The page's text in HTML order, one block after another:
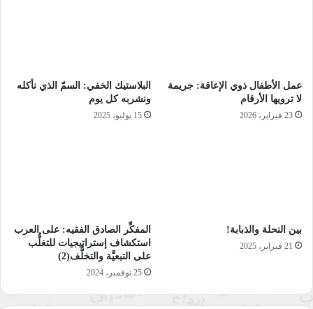
عمل الأطفال ذوي الإعاقة: جريمة
لا ترويها الأرقام
23 فبراير، 2026
البلاستيك الخفي: السمّ الذي نأكله
ونشربه كل يوم
15 يوليو، 2025
بين النحلة والذبابة!
21 فبراير، 2025
المفكِّر الصادق الفقيه: على العرب
استكشاف إستراتيجيات للتغلُّب
على التبعيَّة والتخلُّف(2)
25 نوفمبر، 2024